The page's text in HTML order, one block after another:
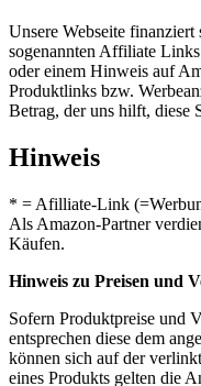
Unsere Webseite
sogenannten Affiliate
oder einem Hinweis auf
Produktlinks bzw.
Betrag, der uns hilft, diese
Hinweis
* = Afilliate-Link
Als Amazon-Partner
Käufen.
Hinweis zu Preisen und
Sofern Produktpreise und
entsprechen diese dem
können sich auf der
eines Produkts gelten die